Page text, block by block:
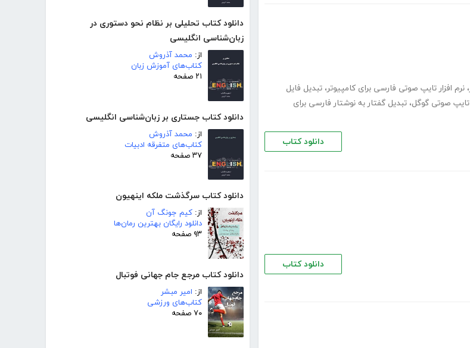
دانلود کتاب تحلیلی بر نظام نحو دستوری در
زبان‌شناسی انگلیسی
از: محمد آذروش
کتاب‌های آموزش زبان
۲۱ صفحه
دانلود کتاب جستاری بر زبان‌شناسی انگلیسی
از: محمد آذروش
کتاب‌های متفرقه ادبیات
۳۷ صفحه
دانلود کتاب سرگذشت ملکه اینهیون
از: کیم جونگ آن
دانلود رایگان بهترین رمان‌ها
۹۳ صفحه
دانلود کتاب مرجع جام جهانی فوتبال
از: امیر مبشر
کتاب‌های ورزشی
۷۰ صفحه
، نرم افزار تایپ صوتی فارسی برای کامپیوتر، تبدیل فایل
تایپ صوتی گوگل، تبدیل گفتار به نوشتار فارسی برای
دانلود کتاب
دانلود کتاب